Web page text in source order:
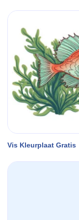
Vis Kleurplaat Gratis